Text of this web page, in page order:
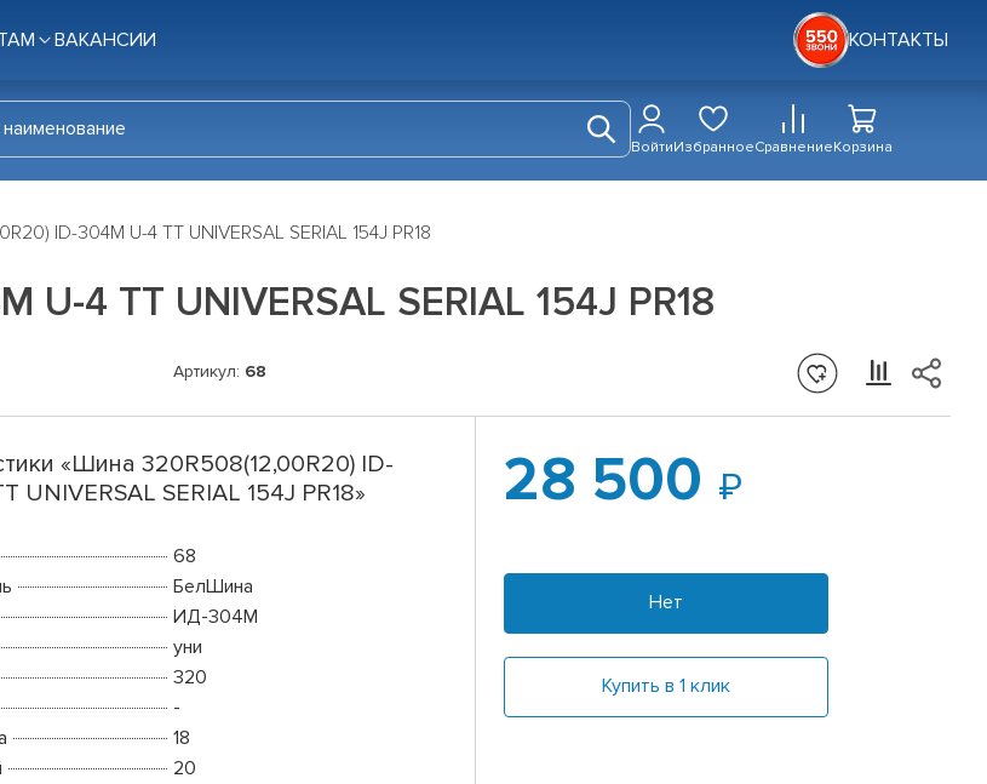
ВАКАНСИИ КОНТАКТЫ
ВойтиИзбранноеСравнениеКорзина
ID-304M U-4 TT UNIVERSAL SERIAL 154J PR18
4 TT UNIVERSAL SERIAL 154J PR18
Артикул: 68
«Шина 320R508(12,00R20) ID-
UNIVERSAL SERIAL 154J PR18»
68
БелШина
ИД-304М
уни
320
-
18
20
28 500
Нет
Купить в 1 клик